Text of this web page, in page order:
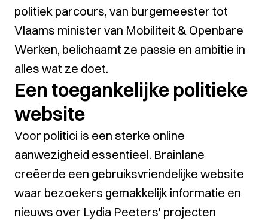
politiek parcours, van burgemeester tot
Vlaams minister van Mobiliteit & Openbare
Werken, belichaamt ze passie en ambitie in
alles wat ze doet.
Een toegankelijke politieke
website
Voor politici is een sterke online
aanwezigheid essentieel. Brainlane
creëerde een gebruiksvriendelijke website
waar bezoekers gemakkelijk informatie en
nieuws over Lydia Peeters' projecten